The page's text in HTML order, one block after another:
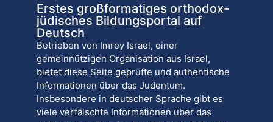
Erstes großformatiges orthodox-
jüdisches Bildungsportal auf
Deutsch
Betrieben von Imrey Israel, einer
gemeinnützigen Organisation aus Israel,
bietet diese Seite geprüfte und authentische
Informationen über das Judentum.
Insbesondere in deutscher Sprache gibt es
viele verfälschte Informationen über das